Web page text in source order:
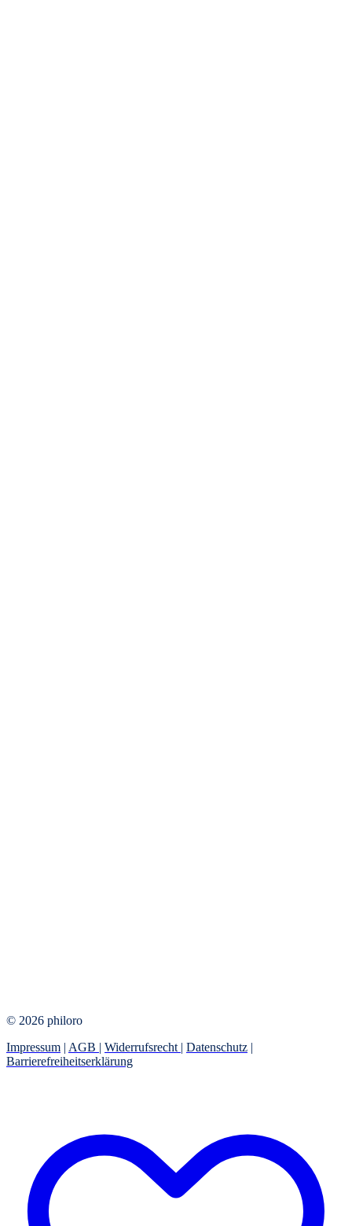
© 2026 philoro
Impressum | AGB | Widerrufsrecht | Datenschutz |
Barrierefreiheitserklärung